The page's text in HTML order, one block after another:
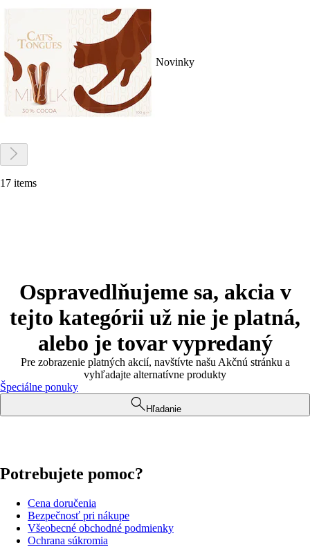
Novinky
17 items
Ospravedlňujeme sa, akcia v
tejto kategórii už nie je platná,
alebo je tovar vypredaný
Pre zobrazenie platných akcií, navštívte našu Akčnú stránku a
vyhľadajte alternatívne produkty
Špeciálne ponuky
Hľadanie
Potrebujete pomoc?
Cena doručenia
Bezpečnosť pri nákupe
Všeobecné obchodné podmienky
Ochrana súkromia